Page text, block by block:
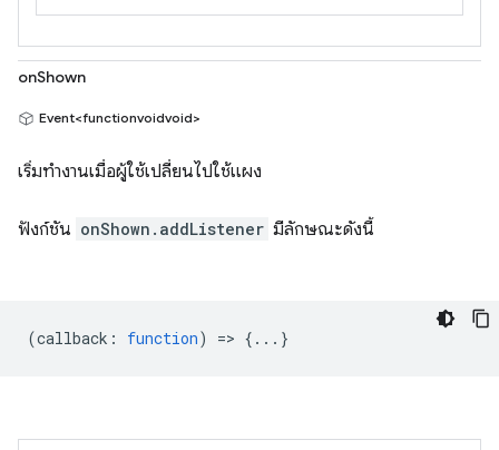
onShown
Event<functionvoidvoid>
เริ่มทำงานเมื่อผู้ใช้เปลี่ยนไปใช้แผง
ฟังก์ชัน onShown.addListener มีลักษณะดังนี้
(callback : function) => {...}